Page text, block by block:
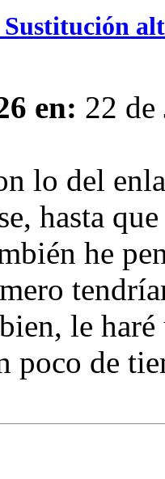
en: 22
lo del
hasta
he
le
poco de